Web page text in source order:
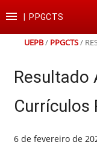
para
conteúdo
para
para
para
rodapé
 PPGCTS
UEPB/ PPGCTS/
Resultado
Currículos
6 de fevereiro de